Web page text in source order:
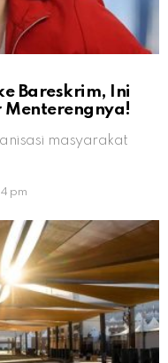
Bareskrim, Ini
Menterengnya!
masyarakat
pm